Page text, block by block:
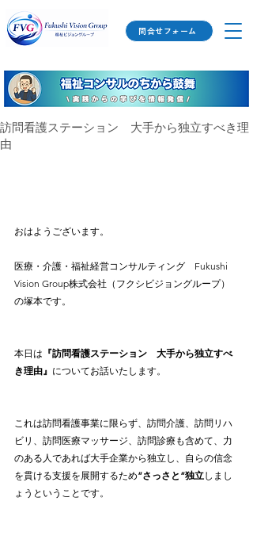
問合せフォーム
訪問看護ステーション 大手から独立すべき理
由
おはようございます。
医療・介護・福祉経営コンサルティング　Fukushi
Vision Group株式会社（フクシビジョングループ）
の塚本です。
本日は 『訪問看護ステーション　大手から独立すべ
き理由』 についてお話いたします。
これは訪問看護事業に限らず、訪問介護、訪問リハ
ビリ、訪問医療マッサージ、訪問診療も含めて、力
のある人であれば大手企業から独立し、自らの信念
を貫ける支援を展開するため”さっさと”独立しまし
ょうということです。